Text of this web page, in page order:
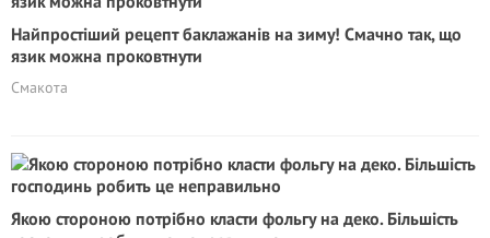
Найпростіший рецепт баклажанів на зиму! Смачно так, що
язик можна проковтнути
Смакота
Якою стороною потрібно класти фольгу на деко. Більшість